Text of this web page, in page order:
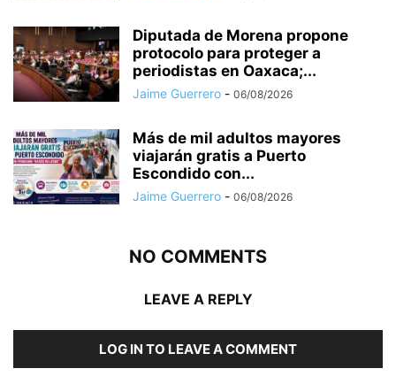
Diputada de Morena propone
protocolo para proteger a
periodistas en Oaxaca;...
Jaime Guerrero - 06/08/2026
Más de mil adultos mayores
viajarán gratis a Puerto
Escondido con...
Jaime Guerrero - 06/08/2026
NO COMMENTS
LEAVE A REPLY
LOG IN TO LEAVE A COMMENT